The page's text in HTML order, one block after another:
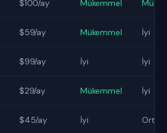
$100/ay Mükemmel
$59/ay Mükemmel İyi
$99/ay İyi İyi
$29/ay Mükemmel İyi
$45/ay İyi Orta